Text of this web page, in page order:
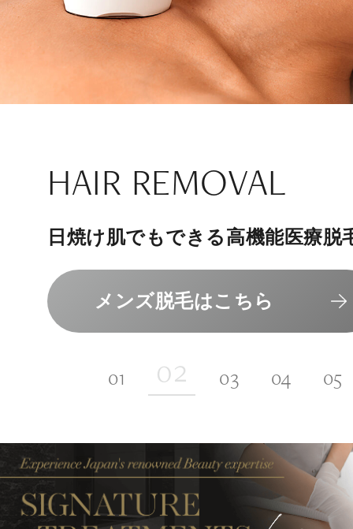
上質な美容医療サービスを提供し
人気メニューはこちら
HAIR REMOVAL
日焼け肌でもできる高機能医療脱
メンズ脱毛はこちら
組めるスキンケアトライアル
スキンケアトライアルはこ
PHILOSOPHY
“男性”特化の美容
コンセプトはこちら
内側から若々しく健康な身体へ
エクソソーム療法はこちら
NAD+点滴はこちら
INVITATION
メンバーシップを、最高のギフト
メンバーシップのご案内